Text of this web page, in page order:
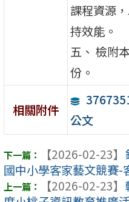
課程資源
持效能。
五、 檢附
份。
相關附件
公文
【2026-02-23】
國中小學客家藝文競賽-
【2026-02-23】